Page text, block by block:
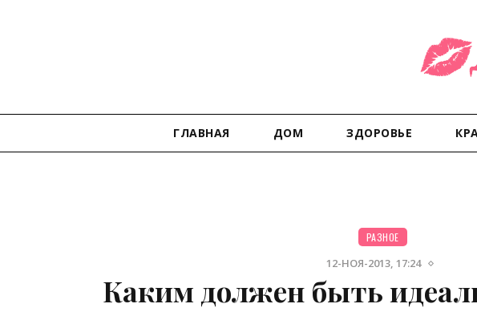
ГЛАВНАЯ ДОМ ЗДОРОВЬЕ
РАЗНОЕ
12-НОЯ-2013, 17:24
Каким должен быть